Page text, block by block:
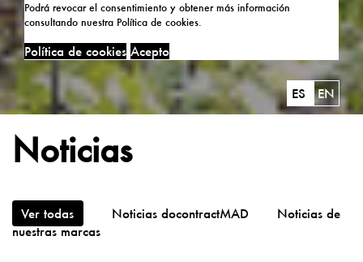
Podrá revocar el consentimiento y obtener más información
consultando nuestra Política de cookies.
Política de cookies Acepto
ES EN
Noticias
Ver todas Noticias docontractMAD
Noticias de
nuestras marcas